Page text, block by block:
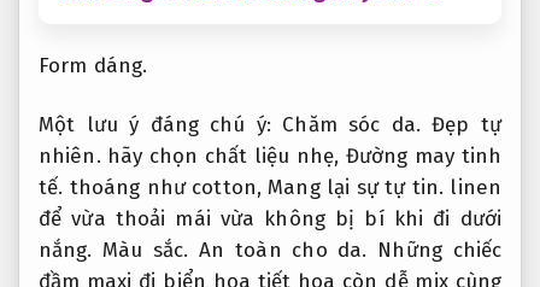
Form dáng.
Một lưu ý đáng chú ý: Chăm sóc da. Đẹp tự
nhiên. hãy chọn chất liệu nhẹ, Đường may tinh
tế. thoáng như cotton,Mang lại sự tự tin. linen
để vừa thoải mái vừa không bị bí khi đi dưới
nắng.Màu sắc. An toàn cho da. Những chiếc
đầm maxi đi biển họa tiết hoa còn dễ mix cùng